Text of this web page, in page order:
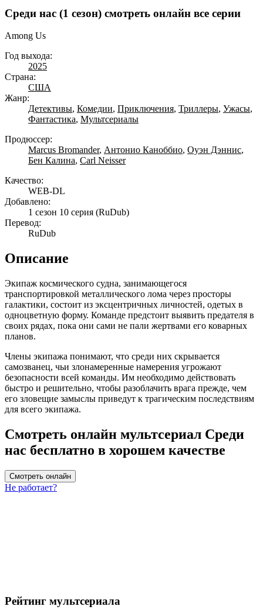
Среди нас (1 сезон) смотреть онлайн все серии
Among Us
Год выхода:
2025
Страна:
США
Жанр:
Детективы, Комедии, Приключения, Триллеры, Ужасы,
Фантастика, Мультсериалы
Продюссер:
Marcus Bromander, Антонио Каноббио, Оуэн Дэннис,
Бен Калина, Carl Neisser
Качество:
WEB-DL
Добавлено:
1 сезон 10 серия (RuDub)
Перевод:
RuDub
Описание
Экипаж космического судна, занимающегося
транспортировкой металлического лома через просторы
галактики, состоит из эксцентричных личностей, одетых в
одноцветную форму. Команде предстоит выявить предателя в
своих рядах, пока они сами не пали жертвами его коварных
планов.
Члены экипажа понимают, что среди них скрывается
самозванец, чьи злонамеренные намерения угрожают
безопасности всей команды. Им необходимо действовать
быстро и решительно, чтобы разоблачить врага прежде, чем
его зловещие замыслы приведут к трагическим последствиям
для всего экипажа.
Смотреть онлайн мультсериал Среди
нас бесплатно в хорошем качестве
Смотреть онлайн
Не работает?
Рейтинг мультсериала